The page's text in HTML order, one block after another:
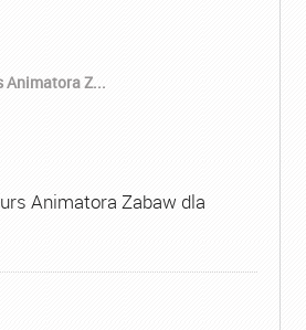
Animatora Z...
Animatora Zabaw dla